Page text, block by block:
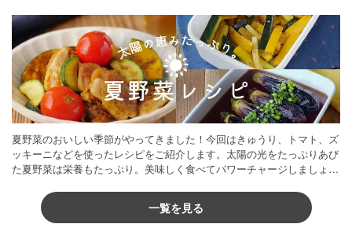
夏野菜のおいしい季節がやってきました！今回はきゅうり、トマト、ズ
ッキーニなどを使ったレシピをご紹介します。太陽の光をたっぷりあび
た夏野菜は栄養もたっぷり。美味しく食べてパワーチャージしましょう
一覧を見る